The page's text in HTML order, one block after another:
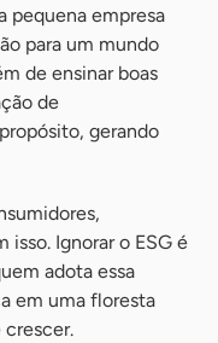
pequena empresa
para um mundo
de ensinar boas
de
gerando
isso. Ignorar o ESG é
adota essa
em uma floresta
crescer.